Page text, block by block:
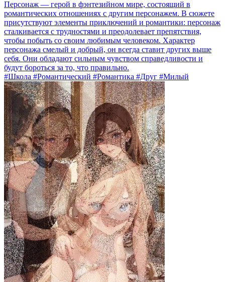
Персонаж — герой в фэнтезийном мире, состоящий в
романтических отношениях с другим персонажем. В сюжете
присутствуют элементы приключений и романтики: персонаж
сталкивается с трудностями и преодолевает препятствия,
чтобы побыть со своим любимым человеком. Характер
персонажа смелый и добрый, он всегда ставит других выше
себя. Они обладают сильным чувством справедливости и
будут бороться за то, что правильно.
#Школа #Романтический #Романтика #Друг #Милый